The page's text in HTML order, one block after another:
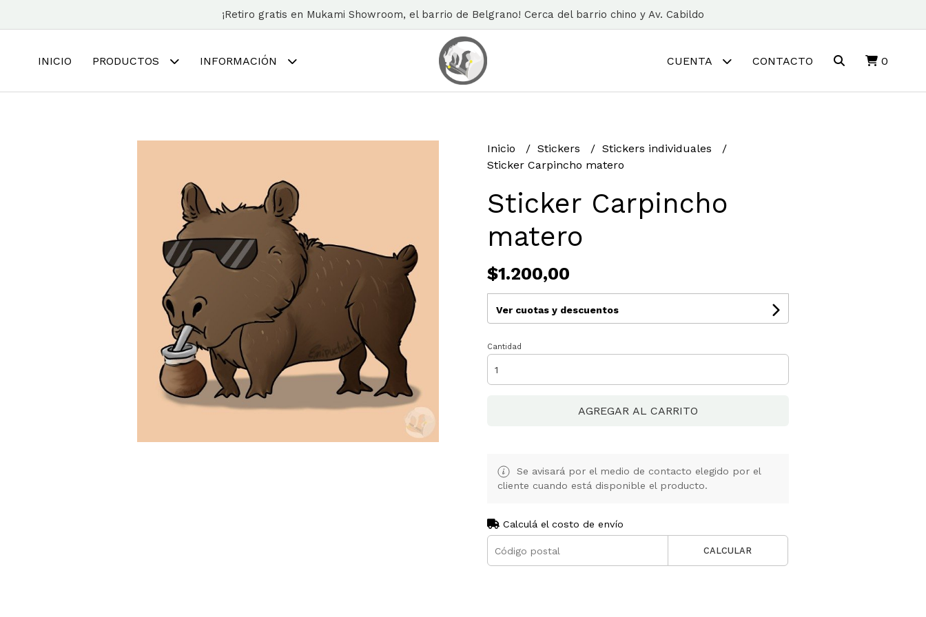
¡Retiro gratis en Mukami Showroom, el barrio de Belgrano! Cerca del barrio chino y Av. Cabildo
INICIO PRODUCTOS INFORMACIÓN CUENTA CONTACTO 0
Inicio Stickers
Stickers individuales
Sticker Carpincho matero
Sticker Carpincho
matero
$1.200,00
Ver cuotas y descuentos
Cantidad
AGREGAR AL CARRITO
Se avisará por el medio de contacto elegido por el
cliente cuando está disponible el producto.
Calculá el costo de envío
CALCULAR